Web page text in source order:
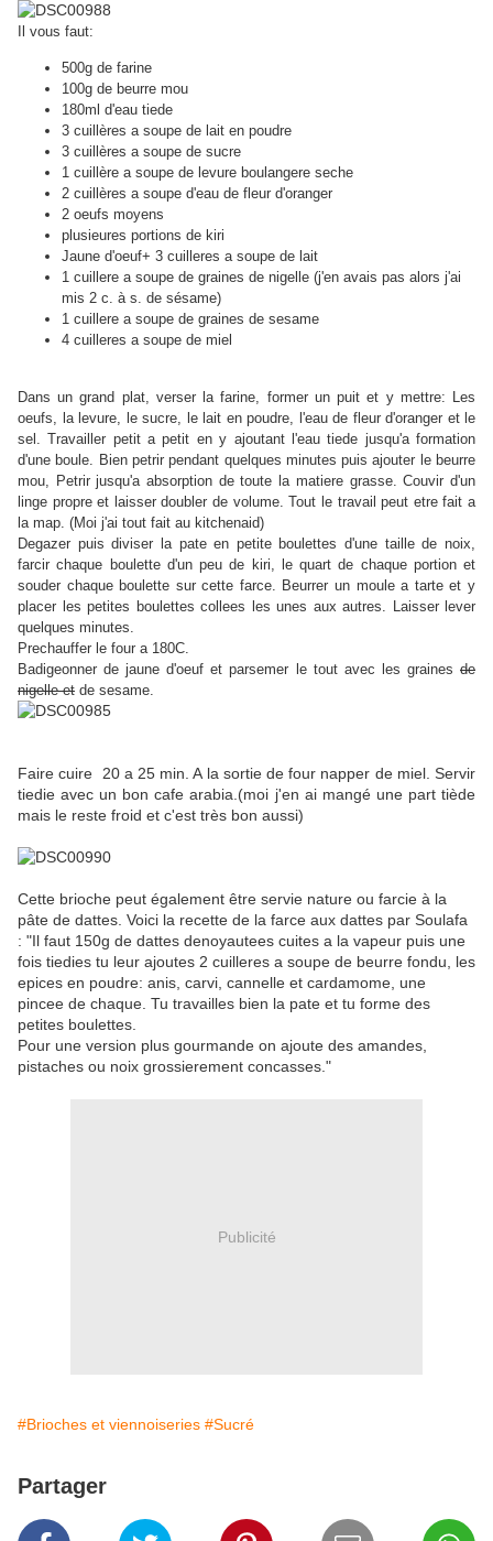
Il vous faut:
500g de farine
100g de beurre mou
180ml d'eau tiede
3 cuillères a soupe de lait en poudre
3 cuillères a soupe de sucre
1 cuillère a soupe de levure boulangere seche
2 cuillères a soupe d'eau de fleur d'oranger
2 oeufs moyens
plusieures portions de kiri
Jaune d'oeuf+ 3 cuilleres a soupe de lait
1 cuillere a soupe de graines de nigelle (j'en avais pas alors j'ai
mis 2 c. à s. de sésame)
1 cuillere a soupe de graines de sesame
4 cuilleres a soupe de miel
Dans un grand plat, verser la farine, former un puit et y mettre: Les
oeufs, la levure, le sucre, le lait en poudre, l'eau de fleur d'oranger et le
sel. Travailler petit a petit en y ajoutant l'eau tiede jusqu'a formation
d'une boule. Bien petrir pendant quelques minutes puis ajouter le beurre
mou, Petrir jusqu'a absorption de toute la matiere grasse. Couvir d'un
linge propre et laisser doubler de volume. Tout le travail peut etre fait a
la map. (Moi j'ai tout fait au kitchenaid)
Degazer puis diviser la pate en petite boulettes d'une taille de noix,
farcir chaque boulette d'un peu de kiri, le quart de chaque portion et
souder chaque boulette sur cette farce. Beurrer un moule a tarte et y
placer les petites boulettes collees les unes aux autres. Laisser lever
quelques minutes.
Prechauffer le four a 180C.
Badigeonner de jaune d'oeuf et parsemer le tout avec les graines de
nigelle et de sesame.
Faire cuire 20 a 25 min. A la sortie de four napper de miel. Servir
tiedie avec un bon cafe arabia.(moi j'en ai mangé une part tiède
mais le reste froid et c'est très bon aussi)
Cette brioche peut également être servie nature ou farcie à la
pâte de dattes. Voici la recette de la farce aux dattes par Soulafa
: "Il faut 150g de dattes denoyautees cuites a la vapeur puis une
fois tiedies tu leur ajoutes 2 cuilleres a soupe de beurre fondu, les
epices en poudre: anis, carvi, cannelle et cardamome, une
pincee de chaque. Tu travailles bien la pate et tu forme des
petites boulettes.
Pour une version plus gourmande on ajoute des amandes,
pistaches ou noix grossierement concasses."
Publicité
#Brioches et viennoiseries #Sucré
Partager